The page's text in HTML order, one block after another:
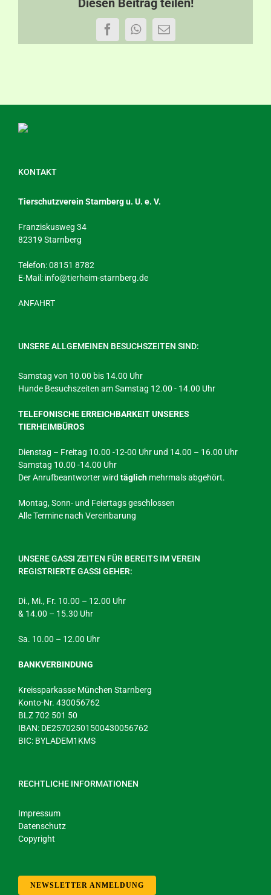
Diesen Beitrag teilen!
FacebookWhatsApp
E-
Mail
KONTAKT
Tierschutzverein Starnberg u. U. e. V.
Franziskusweg 34
82319 Starnberg
Telefon: 08151 8782
E-Mail: info@tierheim-starnberg.de
ANFAHRT
UNSERE ALLGEMEINEN BESUCHSZEITEN SIND:
Samstag von 10.00 bis 14.00 Uhr
Hunde Besuchszeiten am Samstag 12.00 - 14.00 Uhr
TELEFONISCHE ERREICHBARKEIT UNSERES
TIERHEIMBÜROS
Dienstag – Freitag 10.00 -12-00 Uhr und 14.00 – 16.00 Uhr
Samstag 10.00 -14.00 Uhr
Der Anrufbeantworter wird täglich mehrmals abgehört.
Montag, Sonn- und Feiertags geschlossen
Alle Termine nach Vereinbarung
UNSERE GASSI ZEITEN FÜR BEREITS IM VEREIN
REGISTRIERTE GASSI GEHER:
Di., Mi., Fr. 10.00 – 12.00 Uhr
& 14.00 – 15.30 Uhr
Sa. 10.00 – 12.00 Uhr
BANKVERBINDUNG
Kreissparkasse München Starnberg
Konto-Nr. 430056762
BLZ 702 501 50
IBAN: DE25702501500430056762
BIC: BYLADEM1KMS
RECHTLICHE INFORMATIONEN
Impressum
Datenschutz
Copyright
NEWSLETTER ANMELDUNG